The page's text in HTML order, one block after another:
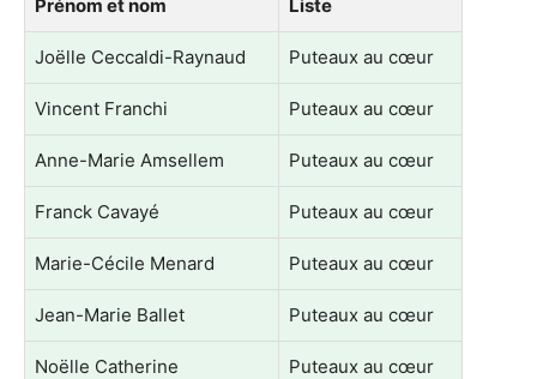
Prénom et nom Liste
Joëlle Ceccaldi-Raynaud Puteaux au cœur
Vincent Franchi Puteaux au cœur
Anne-Marie Amsellem Puteaux au cœur
Franck Cavayé Puteaux au cœur
Marie-Cécile Menard Puteaux au cœur
Jean-Marie Ballet Puteaux au cœur
Noëlle Catherine Puteaux au cœur